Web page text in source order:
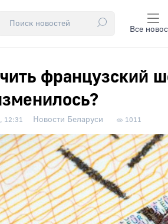
Все
французский
12:31 Новости Беларуси 1011